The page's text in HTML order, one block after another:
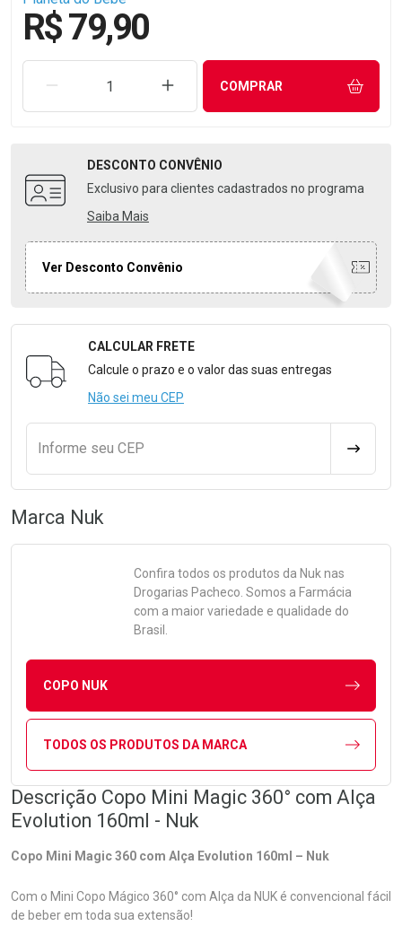
R$ 79,90
REMOVER UMA UNIDADEAUMENTAR UMA UNIDADE
COMPRAR
DESCONTO CONVÊNIO
Exclusivo para clientes cadastrados no programa
Saiba Mais
Ver Desconto Convênio
Formulário para Calcular o Frete
CALCULAR FRETE
Calcule o prazo e o valor das suas entregas
Não sei meu CEP
Informe seu CEP
Marca Nuk
Confira todos os produtos da Nuk nas
Drogarias Pacheco. Somos a Farmácia
com a maior variedade e qualidade do
Brasil.
COPO NUK
TODOS OS PRODUTOS DA MARCA
Descrição Copo Mini Magic 360° com Alça
Evolution 160ml - Nuk
Copo Mini Magic 360 com Alça Evolution 160ml – Nuk
Com o Mini Copo Mágico 360° com Alça da NUK é convencional fácil
de beber em toda sua extensão!